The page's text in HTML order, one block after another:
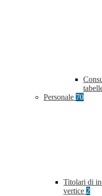
Personale 70
Titolari di
vertice 2